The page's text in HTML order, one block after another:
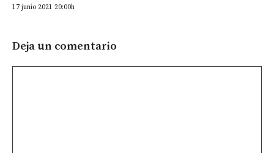
17 junio 2021 20:00h
Deja un comentario